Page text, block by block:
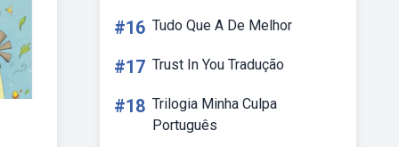
#16 Tudo Que A De Melhor
#17 Trust In You Tradução
#18 Trilogia Minha Culpa
Português